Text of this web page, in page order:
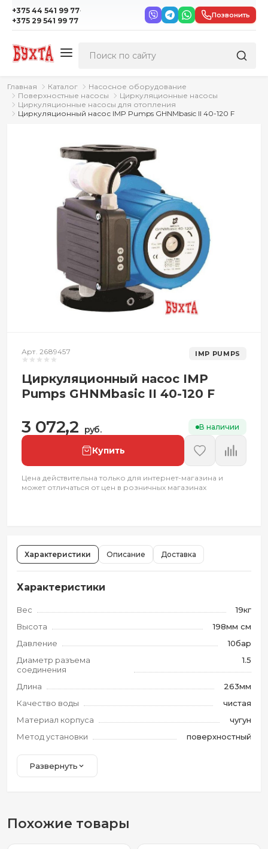
+375 44 541 99 77·
+375 29 541 99 77
Позвонить
Главная Каталог
Насосное оборудование
Поверхностные насосы
Циркуляционные насосы
Циркуляционные насосы для отопления
Циркуляционный насос IMP Pumps GHNMbasic II 40-120 F
Арт. 2689457 IMP PUMPS
Циркуляционный насос IMP
Pumps GHNMbasic II 40-120 F
3 072,2 руб. В наличии
Купить
Цена действительна только для интернет-магазина и
может отличаться от цен в розничных магазинах
Характеристики Описание Доставка
Характеристики
Вес
19кг
Высота
198мм см
Давление
10бар
Диаметр разъема
соединения
1.5
Длина
263мм
Качество воды
чистая
Материал корпуса
чугун
Метод установки
поверхностный
Развернуть
Похожие товары